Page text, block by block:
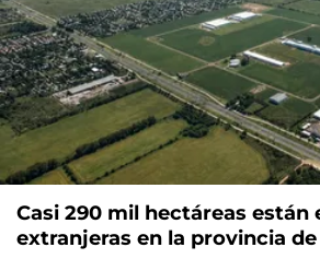
Casi 290 mil hectáreas están
extranjeras en la provincia